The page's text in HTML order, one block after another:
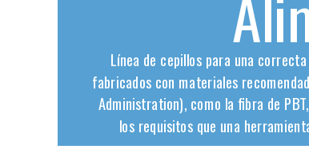
Línea de cepillos para una
fabricados con materiales
Administration), como la fibra de
los requisitos que una